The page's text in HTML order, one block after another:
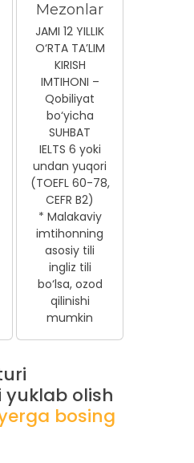
Mezonlar
JAMI 12 YILLIK
O‘RTA TA’LIM
KIRISH
IMTIHONI –
Qobiliyat
bo‘yicha
SUHBAT
IELTS 6 yoki
undan yuqori
(TOEFL 60-78,
CEFR B2)
* Malakaviy
imtihonning
asosiy tili
ingliz tili
bo‘lsa, ozod
qilinishi
mumkin
olish
bosing